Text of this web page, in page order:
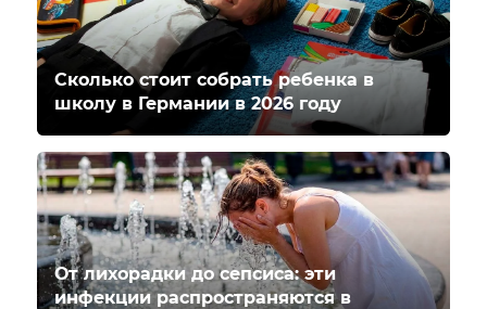
Сколько стоит собрать ребенка в
школу в Германии в 2026 году
От лихорадки до сепсиса: эти
инфекции распространяются в